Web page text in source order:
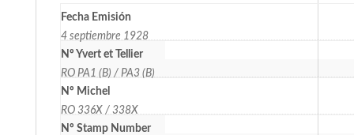
Fecha Emisión
4 septiembre 1928
Nº Yvert et Tellier
RO PA1 (B) / PA3 (B)
Nº Michel
RO 336X / 338X
Nº Stamp Number